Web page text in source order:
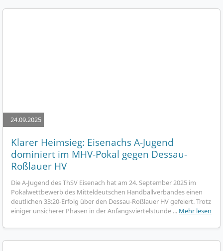
24.09.2025
Klarer Heimsieg: Eisenachs A-Jugend
dominiert im MHV-Pokal gegen Dessau-
Roßlauer HV
Die A-Jugend des ThSV Eisenach hat am 24. September 2025 im
Pokalwettbewerb des Mitteldeutschen Handballverbandes einen
deutlichen 33:20-Erfolg über den Dessau-Roßlauer HV gefeiert. Trotz
einiger unsicherer Phasen in der Anfangsviertelstunde ... Mehr lesen